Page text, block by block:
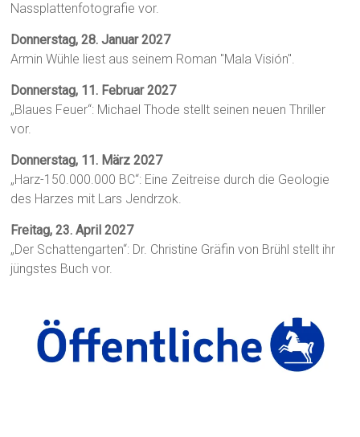
Nassplattenfotografie vor.
Donnerstag, 28. Januar 2027
Armin Wühle liest aus seinem Roman "Mala Visión".
Donnerstag, 11. Februar 2027
„Blaues Feuer“: Michael Thode stellt seinen neuen Thriller
vor.
Donnerstag, 11. März 2027
„Harz-150.000.000 BC“: Eine Zeitreise durch die Geologie
des Harzes mit Lars Jendrzok.
Freitag, 23. April 2027
„Der Schattengarten“: Dr. Christine Gräfin von Brühl stellt ihr
jüngstes Buch vor.